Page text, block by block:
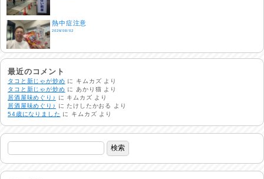
熱中症注意
2026/08/02
非常時には…
2026/08/01
生活支援情報
2026/07/31
24時間体制
2026/07/30
命を守る行動を…
最近のコメント
タコと新じゃが炒め に キムカズ より
タコと新じゃが炒め に あかり猫 より
居酒屋味めぐり♪
に キムカズ より
居酒屋味めぐり♪
にたけしたかおる
より
54歳になりました に キムカズ より